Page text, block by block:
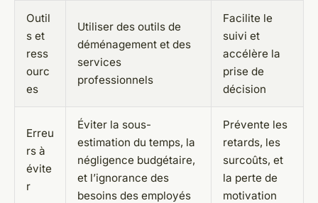
Outil
s et
ress
ourc
es
Utiliser des outils de
déménagement et des
services
professionnels
Facilite le
suivi et
accélère la
prise de
décision
Erreu
rs à
évite
r
Éviter la sous-
estimation du temps, la
négligence budgétaire,
et l’ignorance des
besoins des employés
Prévente les
retards, les
surcoûts, et
la perte de
motivation